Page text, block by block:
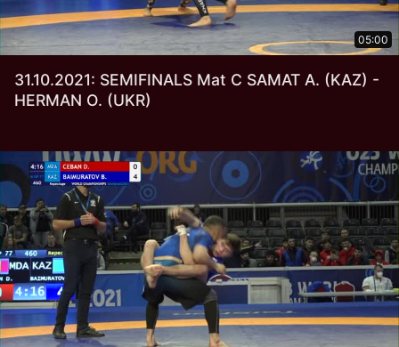
05:00
31.10.2021: SEMIFINALS Mat C SAMAT A. (KAZ) -
HERMAN O. (UKR)